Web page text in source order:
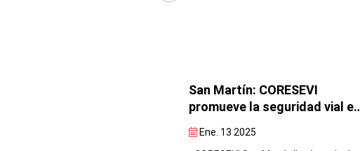
San Martín: CORESEVI
promueve la seguridad vial en
el transporte terrestre
interprovincial durante las
Ene. 13 2025